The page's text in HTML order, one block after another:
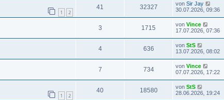
1 2
41 32327 von Sir Jay
30.07.2026, 09:36
3 1715 von Vince
17.07.2026, 07:36
4 636 von StS
13.07.2026, 08:02
7 734 von Vince
07.07.2026, 17:22
1 2
40 18580 von StS
28.06.2026, 19:24